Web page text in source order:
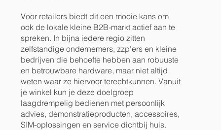
Voor retailers biedt dit een mooie kans om
ook de lokale kleine B2B-markt actief aan te
spreken. In bijna iedere regio zitten
zelfstandige ondernemers, zzp’ers en kleine
bedrijven die behoefte hebben aan robuuste
en betrouwbare hardware, maar niet altijd
weten waar ze hiervoor terechtkunnen. Vanuit
je winkel kun je deze doelgroep
laagdrempelig bedienen met persoonlijk
advies, demonstratieproducten, accessoires,
SIM-oplossingen en service dichtbij huis.